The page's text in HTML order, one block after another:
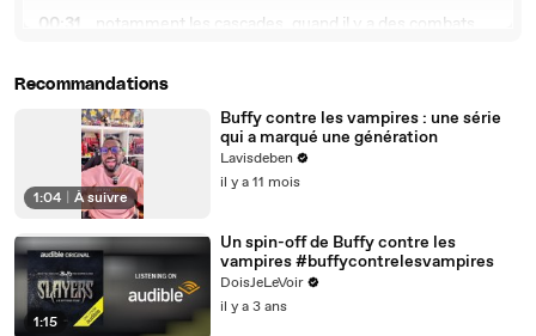
00:31
notamment les cascades, quand il y a des combats,
3
scènes,
00:36
ça se voit au niveau de la tête,
c'est vrai qu'à l'époque c'était pas trop visible, du
moins,
00:40
mais c'est vrai que là tu le vois clairement,
00:4
1
mais je te conseille de voir au moins une fois cette
série,
00:
44
qui compte 7 saisons, que tu peux retrouver sur Prime
Video et Disney+.
Recommandations
1:04 À suivre
Buffy contre les vampires : une série
qui a marqué une génération
Lavisdeben
il y a 11 mois
1:15
Un spin-off de Buffy contre les
vampires #buffycontrelesvampires
DoisJeLeVoir
il y a 3 ans